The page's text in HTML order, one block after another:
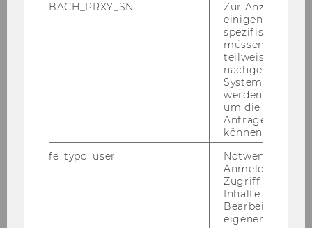
Master
Informationen für Studierende
Internationale und Incoming Exchange
BACH_PRXY_SN
Zur Anzeige von
einigen WU-
spezifischen
müssen
teilweise von
nachgelagerten
System
werden.
um die Antwort
Anfrage
können.
fe_typo_user
Notwendig für
Anmeldung und
Zugriff auf
Inhalte oder zur
Bearbeitung des
eigenen Profils.